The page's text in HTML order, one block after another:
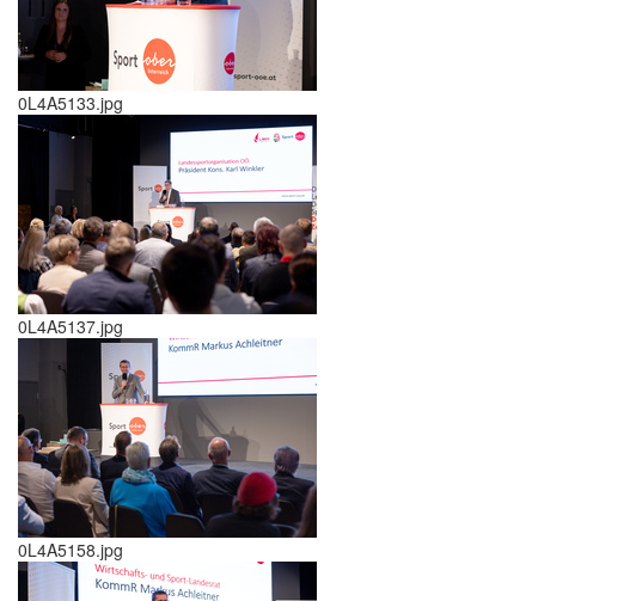
0L4A5133.jpg
0L4A5137.jpg
0L4A5158.jpg